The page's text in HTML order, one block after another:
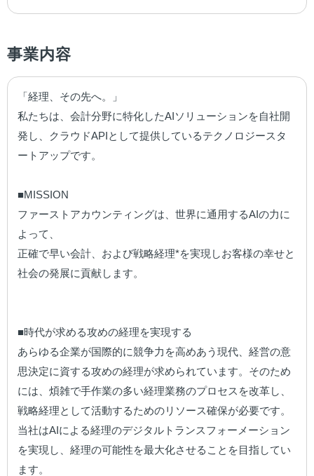
事業内容
「経理、その先へ。」
私たちは、会計分野に特化したAIソリューションを自社開
発し、クラウドAPIとして提供しているテクノロジースタ
ートアップです。
■MISSION
ファーストアカウンティングは、世界に通用するAIの力に
よって、
正確で早い会計、および戦略経理*を実現しお客様の幸せと
社会の発展に貢献します。
■時代が求める攻めの経理を実現する
あらゆる企業が国際的に競争力を高めあう現代、経営の意
思決定に資する攻めの経理が求められています。そのため
には、煩雑で手作業の多い経理業務のプロセスを改革し、
戦略経理として活動するためのリソース確保が必要です。
当社はAIによる経理のデジタルトランスフォーメーション
を実現し、経理の可能性を最大化させることを目指してい
ます。